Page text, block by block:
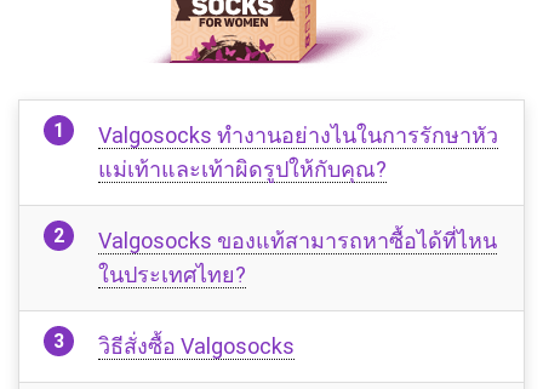
Valgosocks ทำงานอย่างไนในการรักษาหัว
แม่เท้าและเท้าผิดรูปให้กับคุณ?
Valgosocks ของแท้สามารถหาซื้อได้ที่ไหน
ในประเทศไทย?
วิธีสั่งซื้อ Valgosocks